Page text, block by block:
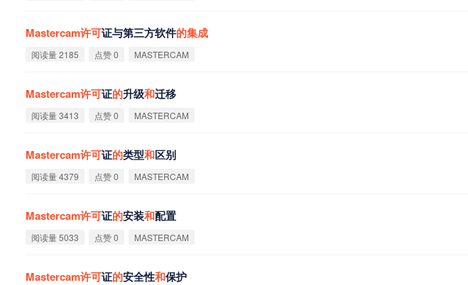
Mastercam许可证与第三方软件的集成
阅读量 2185 点赞 0 MASTERCAM
Mastercam许可证的升级和迁移
阅读量 3413 点赞 0 MASTERCAM
Mastercam许可证的类型和区别
阅读量 4379 点赞 0 MASTERCAM
Mastercam许可证的安装和配置
阅读量 5033 点赞 0 MASTERCAM
Mastercam许可证的安全性和保护